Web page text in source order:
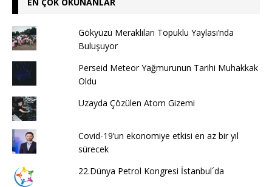
Gökyüzü Meraklıları Topuklu Yaylası’nda
Buluşuyor
Perseid Meteor Yağmurunun Tarihi Muhakkak
Oldu
Uzayda Çözülen Atom Gizemi
Covid-19’un ekonomiye etkisi en az bir yıl
sürecek
22.Dünya Petrol Kongresi İstanbul´da